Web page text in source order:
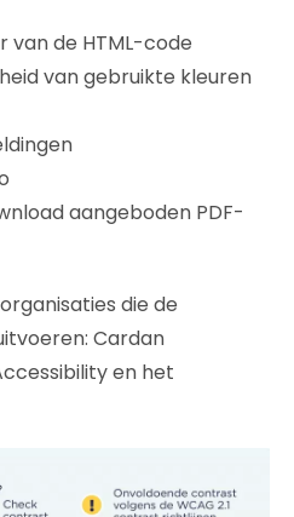
de HTML-code
van gebruikte kleuren
aangeboden PDF-
die de
Cardan
en het